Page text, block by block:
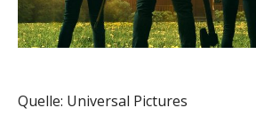
Quelle: Universal Pictures